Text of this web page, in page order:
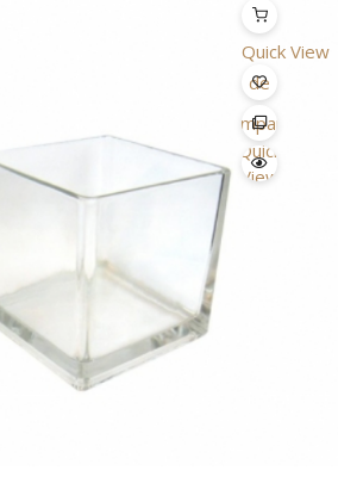
Quick View
Lista
de
Desejo
Comparar
Quick
View